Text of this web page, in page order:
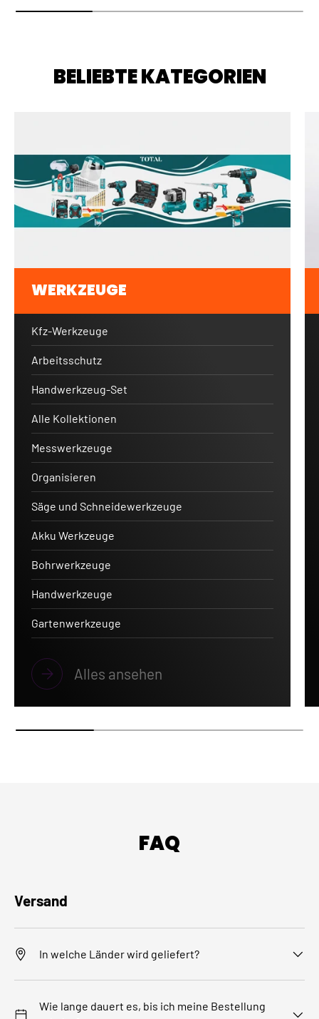
BELIEBTE KATEGORIEN
WERKZEUGE
Kfz-Werkzeuge
Arbeitsschutz
Handwerkzeug-Set
Alle Kollektionen
Messwerkzeuge
Organisieren
Säge und Schneidewerkzeuge
Akku Werkzeuge
Bohrwerkzeuge
Handwerkzeuge
Gartenwerkzeuge
Alles ansehen
FAQ
Versand
In welche Länder wird geliefert?
Wie lange dauert es, bis ich meine Bestellung